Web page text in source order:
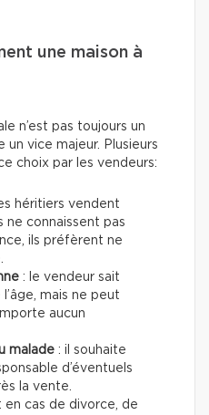
une maison à
n’est pas toujours un
un vice majeur. Plusieurs
choix par les vendeurs:
héritiers vendent
ne connaissent pas
ils préfèrent ne
: le vendeur sait
mais ne peut
aucun
malade : il souhaite
d’éventuels
la vente.
: en cas de divorce, de